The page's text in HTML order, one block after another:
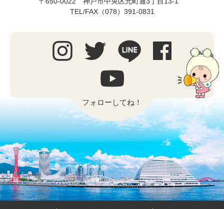
TEL/FAX（078）391-0831
フォローしてね！